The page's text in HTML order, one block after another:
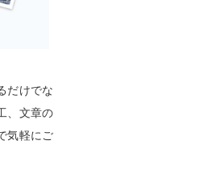
だけでな
、文章の
気軽にご